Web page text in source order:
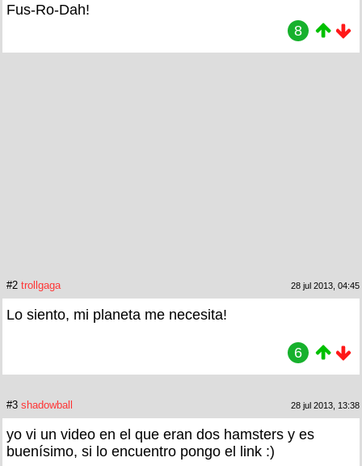
Fus-Ro-Dah!
8
#2 trollgaga 28 jul 2013, 04:45
Lo siento, mi planeta me necesita!
6
#3 shadowball 28 jul 2013, 13:38
yo vi un video en el que eran dos hamsters y es
buenísimo, si lo encuentro pongo el link :)